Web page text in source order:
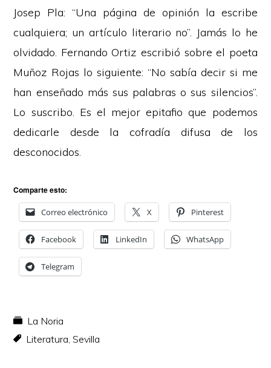
Josep Pla: “Una página de opinión la escribe
cualquiera; un artículo literario no”. Jamás lo he
olvidado. Fernando Ortiz escribió sobre el poeta
Muñoz Rojas lo siguiente: “No sabía decir si me
han enseñado más sus palabras o sus silencios”.
Lo suscribo. Es el mejor epitafio que podemos
dedicarle desde la cofradía difusa de los
desconocidos.
Comparte esto:
Correo electrónico X Pinterest
Facebook LinkedIn WhatsApp
Telegram
La Noria
Literatura ,Sevilla